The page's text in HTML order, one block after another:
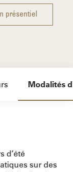
présentiel
Modalités
d’été
sur des